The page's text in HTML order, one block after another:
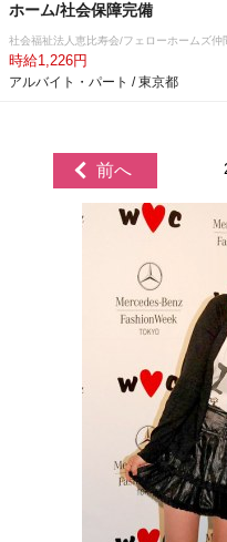
ホーム/社会保障完備
社会福祉法人恵比寿会/フェローホームズ仲
時給1,226円
アルバイト・パート / 東京都
前へ